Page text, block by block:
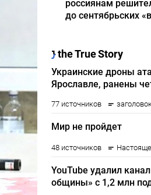
россиянам
до сентябрьских